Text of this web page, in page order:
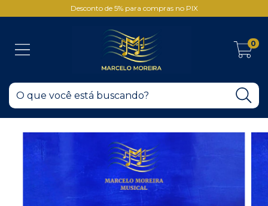
Desconto de 5% para compras no PIX
0